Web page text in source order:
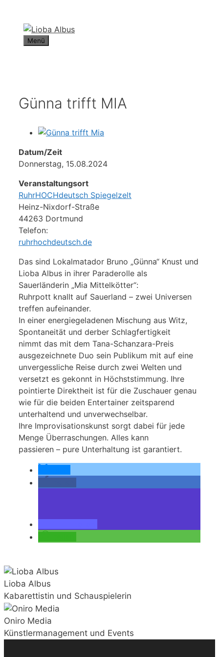
springen
Menü
Günna trifft MIA
Datum/Zeit
Donnerstag, 15.08.2024
Veranstaltungsort
RuhrHOCHdeutsch Spiegelzelt
Heinz-Nixdorf-Straße
44263 Dortmund
Telefon:
ruhrhochdeutsch.de
Das sind Lokalmatador Bruno „Günna“ Knust und
Lioba Albus in ihrer Paraderolle als
Sauerländerin „Mia Mittelkötter“:
Ruhrpott knallt auf Sauerland – zwei Universen
treffen aufeinander.
In einer energiegeladenen Mischung aus Witz,
Spontaneität und derber Schlagfertigkeit
nimmt das mit dem Tana-Schanzara-Preis
ausgezeichnete Duo sein Publikum mit auf eine
unvergessliche Reise durch zwei Welten und
versetzt es gekonnt in Höchststimmung. Ihre
pointierte Direktheit ist für die Zuschauer genau
wie für die beiden Entertainer zeitsparend
unterhaltend und unverwechselbar.
Ihre Improvisationskunst sorgt dabei für jede
Menge Überraschungen. Alles kann
passieren – pure Unterhaltung ist garantiert.
Lioba Albus
Kabarettistin und Schauspielerin
Oniro Media
Künstlermanagement und Events